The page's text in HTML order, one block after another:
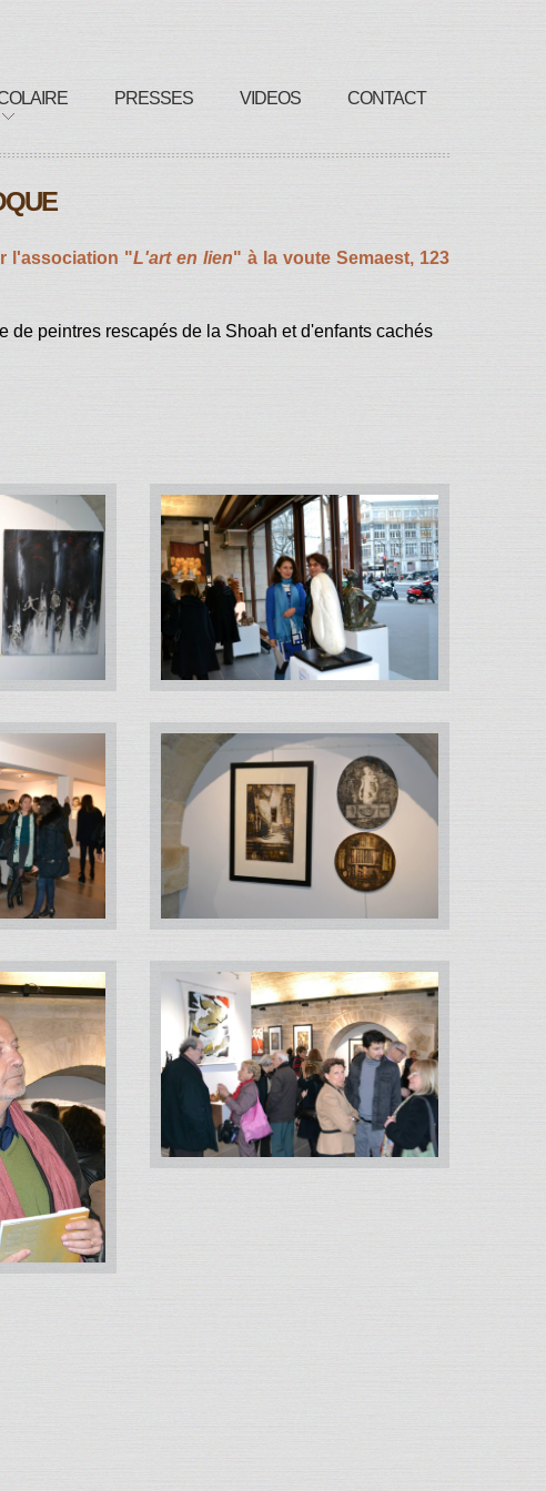
PRESSES VIDEOS CONTACT
l'association "L'art en lien" à la voute Semaest, 123
peintres rescapés de la Shoah et d'enfants cachés